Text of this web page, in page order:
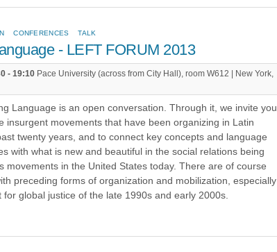
CONFERENCES TALK
- LEFT FORUM 2013
- 19:10 Pace University (across from City Hall), room W612 | New York,
Language is an open conversation. Through it, we invite you
insurgent movements that have been organizing in Latin
twenty years, and to connect key concepts and language
with what is new and beautiful in the social relations being
movements in the United States today. There are of course
preceding forms of organization and mobilization, especially
for global justice of the late 1990s and early 2000s.